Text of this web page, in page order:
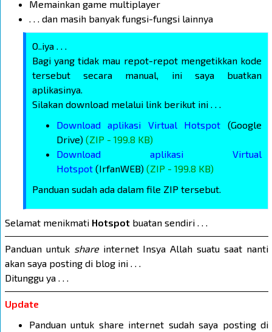
Memainkan game multiplayer
. . . dan masih banyak fungsi-fungsi lainnya
O..iya . . .
Bagi yang tidak mau repot-repot mengetikkan kode
tersebut secara manual, ini saya buatkan
aplikasinya.
Silakan download melalui link berikut ini . . .
Download aplikasi Virtual Hotspot (Google
Drive) (ZIP - 199.8 KB)
Download aplikasi Virtual
Hotspot (IrfanWEB) (ZIP - 199.8 KB)
Panduan sudah ada dalam file ZIP tersebut.
Selamat menikmati Hotspot buatan sendiri . . .
Panduan untuk shareinternet Insya Allah suatu saat nanti
akan saya posting di blog ini . . .
Ditunggu ya . . .
Update
Panduan untuk share internet sudah saya posting di